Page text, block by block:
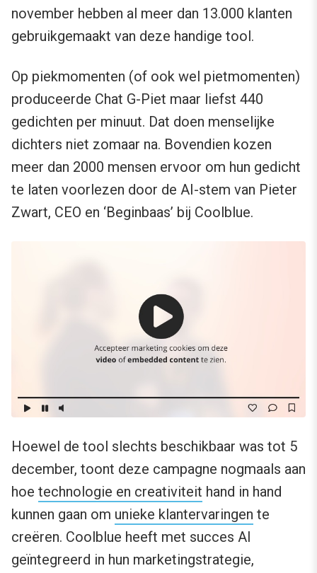
november hebben al meer dan 13.000 klanten
gebruikgemaakt van deze handige tool.
Op piekmomenten (of ook wel pietmomenten)
produceerde Chat G-Piet maar liefst 440
gedichten per minuut. Dat doen menselijke
dichters niet zomaar na. Bovendien kozen
meer dan 2000 mensen ervoor om hun gedicht
te laten voorlezen door de AI-stem van Pieter
Zwart, CEO en ‘Beginbaas’ bij Coolblue.
Hoewel de tool slechts beschikbaar was tot 5
december, toont deze campagne nogmaals aan
hoe technologie en creativiteit hand in hand
kunnen gaan om unieke klantervaringen te
creëren. Coolblue heeft met succes AI
geïntegreerd in hun marketingstrategie,